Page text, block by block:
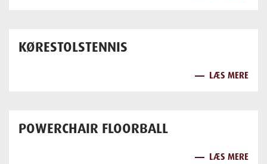
KØRESTOLSTENNIS
LÆS MERE
POWERCHAIR FLOORBALL
LÆS MERE